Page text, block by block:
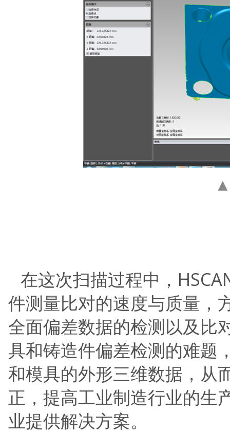
在这次扫描过程中，
件测量比对的速度与质量，
全面偏差数据的检测以及比
具和铸造件偏差检测的难题
和模具的外形三维数据，从
正，提高工业制造行业的生
业提供解决方案。